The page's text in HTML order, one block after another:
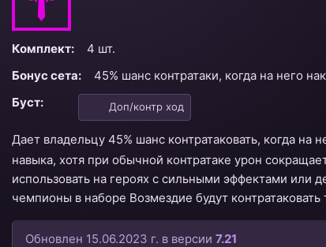
Комплект:
4 шт.
Бонус сета:
45% шанс контратаки, когда на него
Буст:
Доп/контр ход
Дает владельцу 45% шанс контратаковать, когда на
навыка, хотя при обычной контратаке урон
использовать на героях с сильными эффектами или
чемпионы в наборе Возмездие будут
Обновлен 15.06.2023 г. в версии 7.21